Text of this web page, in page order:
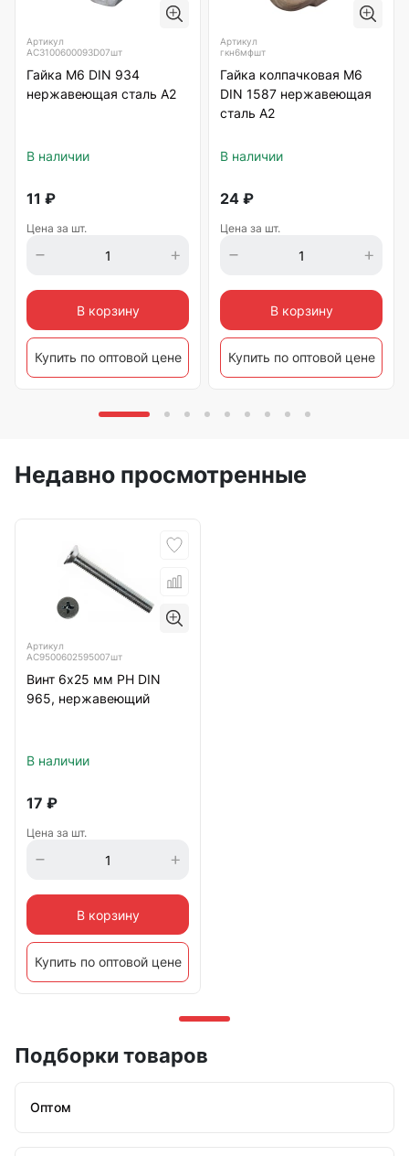
Артикул
АС3100600093D07шт
Гайка М6 DIN 934
нержавеющая сталь А2
В наличии
11 ₽
Цена за шт.
В корзину
Купить по оптовой цене
Артикул
гкн6мфшт
Гайка колпачковая М6
DIN 1587 нержавеющая
сталь А2
В наличии
24 ₽
Цена за шт.
В корзину
Купить по оптовой цене
Недавно просмотренные
Артикул
АС9500602595007шт
Винт 6х25 мм РН DIN
965, нержавеющий
В наличии
17 ₽
Цена за шт.
В корзину
Купить по оптовой цене
Подборки товаров
Оптом